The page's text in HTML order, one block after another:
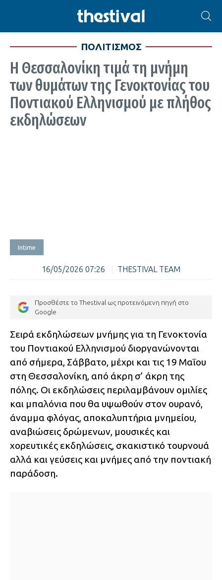
ΠΟΛΙΤΙΣΜΟΣ
Η Θεσσαλονίκη τιμά τη μνήμη
των θυμάτων της Γενοκτονίας του
Ποντιακού Ελληνισμού με πλήθος
εκδηλώσεων
Intime
16/05/2026 07:26 THESTIVAL TEAM
Προσθέστε το Thestival ως προτεινόμενη πηγή στο
Google
Σειρά εκδηλώσεων μνήμης για τη Γενοκτονία
του Ποντιακού Ελληνισμού διοργανώνονται
από σήμερα, Σάββατο, μέχρι και τις 19 Μαΐου
στη Θεσσαλονίκη, από άκρη σ’ άκρη της
πόλης. Οι εκδηλώσεις περιλαμβάνουν ομιλίες
και μπαλόνια που θα υψωθούν στον ουρανό,
άναμμα φλόγας, αποκαλυπτήρια μνημείου,
αναβιώσεις δρώμενων, μουσικές και
χορευτικές εκδηλώσεις, σκακιστικό τουρνουά
αλλά και γεύσεις και μνήμες από την ποντιακή
παράδοση.